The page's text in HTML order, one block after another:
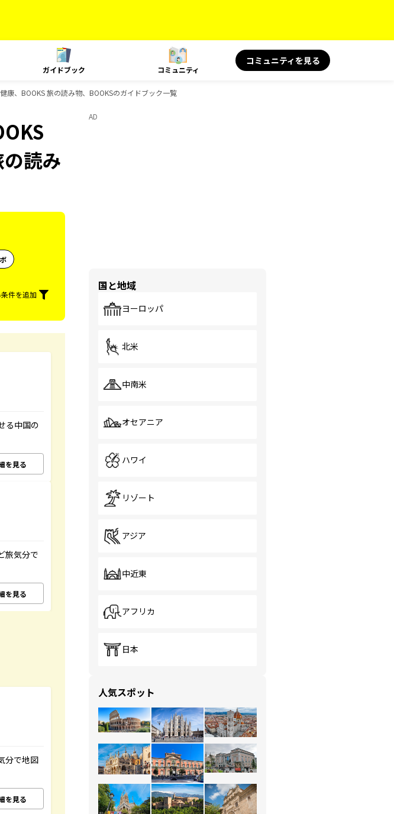
ガイドブック コミュニティ
コミュニティを見る
康、BOOKS 旅の読み物、BOOKSのガイドブック一覧
読み
件を追加
る中国の
を見る
旅気分で
を見る
分で地図
を見る
AD
国と地域
ヨーロッパ
北米
中南米
オセアニア
ハワイ
リゾート
アジア
中近東
アフリカ
日本
人気スポット